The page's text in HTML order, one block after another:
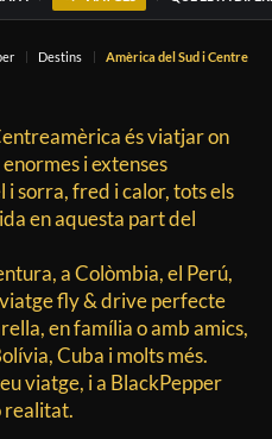
Destins Amèrica del Sud i Centre
és viatjar on
i extenses
i sorra, fred i calor, tots els
en aquesta part del
a Colòmbia, el Perú,
fly & drive perfecte
en família o amb amics,
Cuba i molts més.
viatge, i a BlackPepper
realitat.